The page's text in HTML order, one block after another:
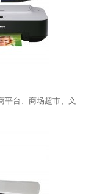
平台、商场超市、文